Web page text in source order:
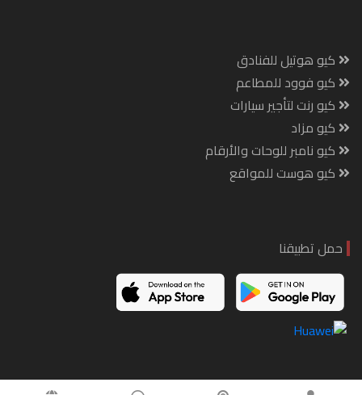
كيو هوتيل للفنادق
كيو فوود للمطاعم
كيو رنت لتأجير سيارات
كيو مزاد
كيو نامبر للوحات والأرقام
كيو هوست للمواقع
حمل تطبيقنا